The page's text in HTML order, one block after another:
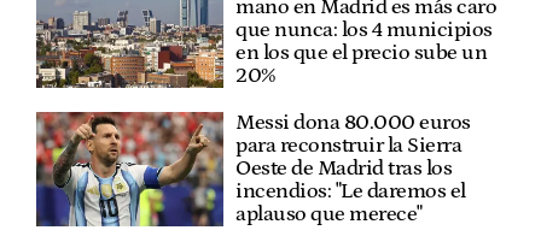
mano en Madrid es más caro
que nunca: los 4 municipios
en los que el precio sube un
20%
Messi dona 80.000 euros
para reconstruir la Sierra
Oeste de Madrid tras los
incendios: "Le daremos el
aplauso que merece"